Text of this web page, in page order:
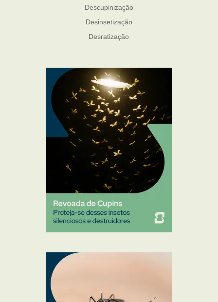
Descupinização
Desinsetização
Desratização
Mosquito Mist
Mosquitos
Percevejo de Cama
Pulgas e Carrapatos
Ratos
Sanitização
Traças